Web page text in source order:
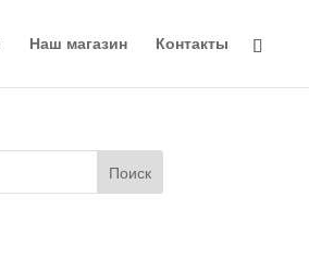
Наш магазин Контакты